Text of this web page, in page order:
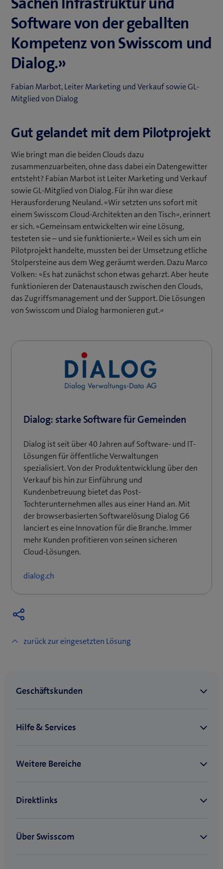
Software von der geballten
Kompetenz von Swisscom und
Dialog.»
Fabian Marbot, Leiter Marketing und Verkauf sowie GL-
Mitglied von Dialog
Gut gelandet mit dem Pilotprojekt
Wie bringt man die beiden Clouds dazu
zusammenzuarbeiten, ohne dass dabei ein Datengewitter
entsteht? Fabian Marbot ist Leiter Marketing und Verkauf
sowie GL-Mitglied von Dialog. Für ihn war diese
Herausforderung Neuland. «Wir setzten uns sofort mit
einem Swisscom Cloud-Architekten an den Tisch», erinnert
er sich. «Gemeinsam entwickelten wir eine Lösung,
testeten sie – und sie funktionierte.» Weil es sich um ein
Pilotprojekt handelte, mussten bei der Umsetzung etliche
Stolpersteine aus dem Weg geräumt werden. Dazu Marco
Volken: «Es hat zunächst schon etwas geharzt. Aber heute
funktionieren der Datenaustausch zwischen den Clouds,
das Zugriffsmanagement und der Support. Die Lösungen
von Swisscom und Dialog harmonieren gut.»
Dialog: starke Software für Gemeinden
Dialog ist seit über 40 Jahren auf Software- und IT-
Lösungen für öffentliche Verwaltungen
spezialisiert. Von der Produktentwicklung über den
Verkauf bis hin zur Einführung und
Kundenbetreuung bietet das Post-
Tochterunternehmen alles aus einer Hand an. Mit
der browserbasierten Softwarelösung Dialog G6
lanciert es eine Innovation für die Branche. Immer
mehr Kunden profitieren von seinen sicheren
Cloud-Lösungen.
dialog.ch
zurück zur eingesetzten Lösung